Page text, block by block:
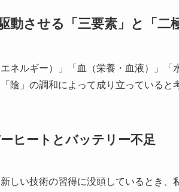
させる「三要素」と「二
ネルギー）」「血（栄養・血液）」「
陰」の調和によって成り立っていると
ヒートとバッテリー不足
しい技術の習得に没頭しているとき、